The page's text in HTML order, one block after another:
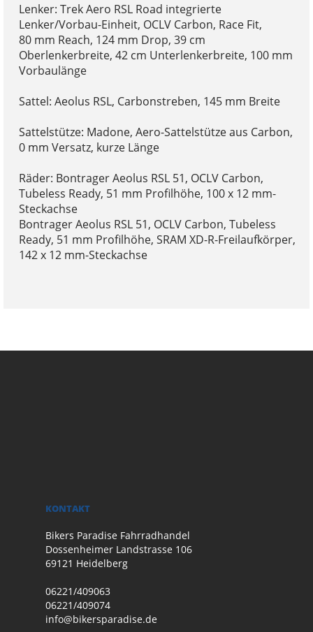
Lenker: Trek Aero RSL Road integrierte
Lenker/Vorbau-Einheit, OCLV Carbon, Race Fit,
80 mm Reach, 124 mm Drop, 39 cm
Oberlenkerbreite, 42 cm Unterlenkerbreite, 100 mm
Vorbaulänge
Sattel: Aeolus RSL, Carbonstreben, 145 mm Breite
Sattelstütze: Madone, Aero-Sattelstütze aus Carbon,
0 mm Versatz, kurze Länge
Räder: Bontrager Aeolus RSL 51, OCLV Carbon,
Tubeless Ready, 51 mm Profilhöhe, 100 x 12 mm-
Steckachse
Bontrager Aeolus RSL 51, OCLV Carbon, Tubeless
Ready, 51 mm Profilhöhe, SRAM XD-R-Freilaufkörper,
142 x 12 mm-Steckachse
KONTAKT
Bikers Paradise Fahrradhandel
Dossenheimer Landstrasse 106
69121 Heidelberg
06221/409063
06221/409074
info@bikersparadise.de